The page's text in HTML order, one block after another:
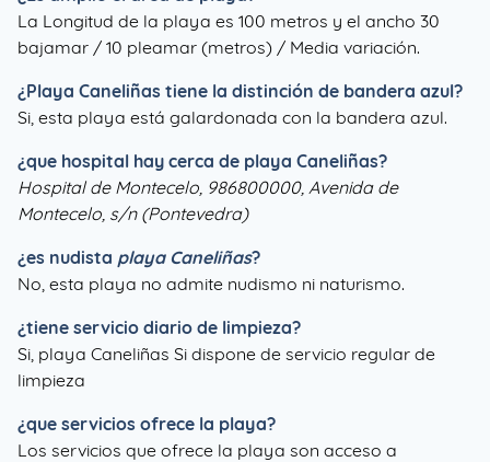
La Longitud de la playa es 100 metros y el ancho 30
bajamar / 10 pleamar (metros) / Media variación.
¿Playa Caneliñas tiene la distinción de bandera azul?
Si, esta playa está galardonada con la bandera azul.
¿que hospital hay cerca de playa Caneliñas?
Hospital de Montecelo, 986800000, Avenida de
Montecelo, s/n (Pontevedra)
¿es nudista playa Caneliñas?
No, esta playa no admite nudismo ni naturismo.
¿tiene servicio diario de limpieza?
Si, playa Caneliñas Si dispone de servicio regular de
limpieza
¿que servicios ofrece la playa?
Los servicios que ofrece la playa son acceso a